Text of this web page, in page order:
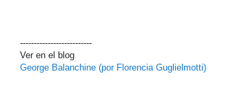
--------------------------
Ver en el blog
George Balanchine (por Florencia Guglielmotti)